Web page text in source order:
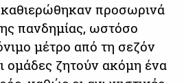
προσωρινά
πανδημίας, ωστόσο
μέτρο από τη σεζόν
ομάδες ζητούν ακόμη ένα